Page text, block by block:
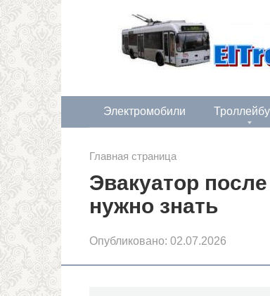
Электромобили
Главная страница
Эвакуатор
нужно знать
Опубликовано: 02.07.2026